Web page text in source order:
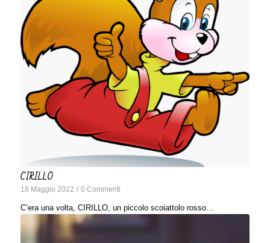
CIRILLO
18 Maggio 2022 / 0 Commenti
C’era una volta, CIRILLO, un piccolo scoiattolo rosso…